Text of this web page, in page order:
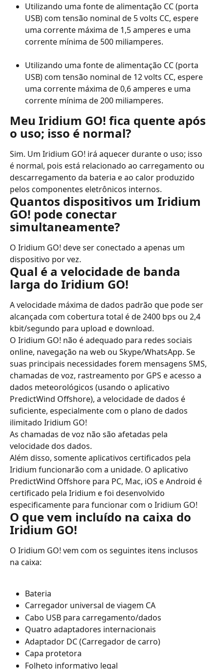
Utilizando uma fonte de alimentação CC (porta
USB) com tensão nominal de 5 volts CC, espere
uma corrente máxima de 1,5 amperes e uma
corrente mínima de 500 miliamperes.
Utilizando uma fonte de alimentação CC (porta
USB) com tensão nominal de 12 volts CC, espere
uma corrente máxima de 0,6 amperes e uma
corrente mínima de 200 miliamperes.
Meu Iridium GO! fica quente após
o uso; isso é normal?
Sim. Um Iridium GO! irá aquecer durante o uso; isso
é normal, pois está relacionado ao carregamento ou
descarregamento da bateria e ao calor produzido
pelos componentes eletrônicos internos.
Quantos dispositivos um Iridium
GO! pode conectar
simultaneamente?
O Iridium GO! deve ser conectado a apenas um
dispositivo por vez.
Qual é a velocidade de banda
larga do Iridium GO!
A velocidade máxima de dados padrão que pode ser
alcançada com cobertura total é de 2400 bps ou 2,4
kbit/segundo para upload e download.
O Iridium GO! não é adequado para redes sociais
online, navegação na web ou Skype/WhatsApp. Se
suas principais necessidades forem mensagens SMS,
chamadas de voz, rastreamento por GPS e acesso a
dados meteorológicos (usando o aplicativo
PredictWind Offshore), a velocidade de dados é
suficiente, especialmente com o plano de dados
ilimitado Iridium GO!
As chamadas de voz não são afetadas pela
velocidade dos dados.
Além disso, somente aplicativos certificados pela
Iridium funcionarão com a unidade. O aplicativo
PredictWind Offshore para PC, Mac, iOS e Android é
certificado pela Iridium e foi desenvolvido
especificamente para funcionar com o Iridium GO!
O que vem incluído na caixa do
Iridium GO!
O Iridium GO! vem com os seguintes itens inclusos
na caixa:
Bateria
Carregador universal de viagem CA
Cabo USB para carregamento/dados
Quatro adaptadores internacionais
Adaptador DC (Carregador de carro)
Capa protetora
Folheto informativo legal